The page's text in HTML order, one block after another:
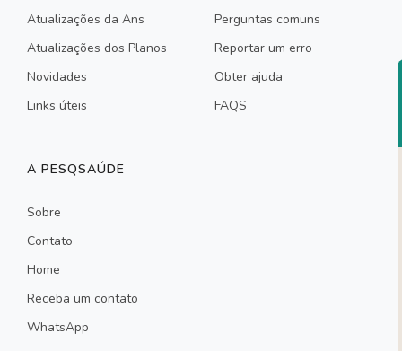
Atualizações da Ans
Atualizações dos Planos
Novidades
Links úteis
Perguntas comuns
Reportar um erro
Obter ajuda
FAQS
A PESQSAÚDE
Sobre
Contato
Home
Receba um contato
WhatsApp